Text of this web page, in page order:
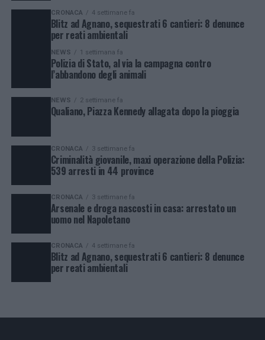
CRONACA 4 settimane fa
Blitz ad Agnano, sequestrati 6 cantieri: 8 denunce
per reati ambientali
NEWS 1 settimana fa
Polizia di Stato, al via la campagna contro
l’abbandono degli animali
NEWS 2 settimane fa
Qualiano, Piazza Kennedy allagata dopo la pioggia
CRONACA 3 settimane fa
Criminalità giovanile, maxi operazione della Polizia:
539 arresti in 44 province
CRONACA 3 settimane fa
Arsenale e droga nascosti in casa: arrestato un
uomo nel Napoletano
CRONACA 4 settimane fa
Blitz ad Agnano, sequestrati 6 cantieri: 8 denunce
per reati ambientali